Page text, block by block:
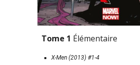
Tome 1 Élémentaire
X-Men (2013) #1-4